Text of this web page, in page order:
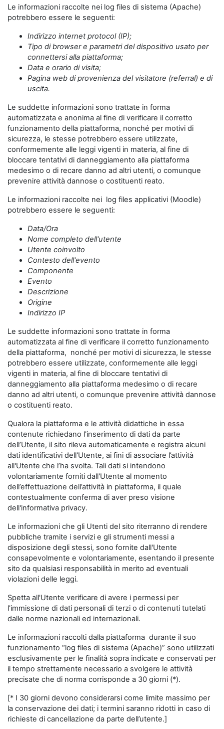
Le informazioni raccolte nei log files di sistema (Apache)
potrebbero essere le seguenti:
Indirizzo internet protocol (IP);
Tipo di browser e parametri del dispositivo usato per
connettersi alla piattaforma;
Data e orario di visita;
Pagina web di provenienza del visitatore (referral) e di
uscita.
Le suddette informazioni sono trattate in forma
automatizzata e anonima al fine di verificare il corretto
funzionamento della piattaforma, nonché per motivi di
sicurezza, le stesse potrebbero essere utilizzate,
conformemente alle leggi vigenti in materia, al fine di
bloccare tentativi di danneggiamento alla piattaforma
medesimo o di recare danno ad altri utenti, o comunque
prevenire attività dannose o costituenti reato.
Le informazioni raccolte nei log files applicativi (Moodle)
potrebbero essere le seguenti:
Data/Ora
Nome completo dell'utente
Utente coinvolto
Contesto dell'evento
Componente
Evento
Descrizione
Origine
Indirizzo IP
Le suddette informazioni sono trattate in forma
automatizzata al fine di verificare il corretto funzionamento
della piattaforma, nonché per motivi di sicurezza, le stesse
potrebbero essere utilizzate, conformemente alle leggi
vigenti in materia, al fine di bloccare tentativi di
danneggiamento alla piattaforma medesimo o di recare
danno ad altri utenti, o comunque prevenire attività dannose
o costituenti reato.
Qualora la piattaforma e le attività didattiche in essa
contenute richiedano l'inserimento di dati da parte
dell’Utente, il sito rileva automaticamente e registra alcuni
dati identificativi dell'Utente, ai fini di associare l’attività
all'Utente che l’ha svolta. Tali dati si intendono
volontariamente forniti dall'Utente al momento
dell’effettuazione dell’attività in piattaforma, il quale
contestualmente conferma di aver preso visione
dell'informativa privacy.
Le informazioni che gli Utenti del sito riterranno di rendere
pubbliche tramite i servizi e gli strumenti messi a
disposizione degli stessi, sono fornite dall'Utente
consapevolmente e volontariamente, esentando il presente
sito da qualsiasi responsabilità in merito ad eventuali
violazioni delle leggi.
Spetta all'Utente verificare di avere i permessi per
l'immissione di dati personali di terzi o di contenuti tutelati
dalle norme nazionali ed internazionali.
Le informazioni raccolti dalla piattaforma durante il suo
funzionamento “log files di sistema (Apache)” sono utilizzati
esclusivamente per le finalità sopra indicate e conservati per
il tempo strettamente necessario a svolgere le attività
precisate che di norma corrisponde a 30 giorni (*).
[* I 30 giorni devono considerarsi come limite massimo per
la conservazione dei dati; i termini saranno ridotti in caso di
richieste di cancellazione da parte dell’utente.]